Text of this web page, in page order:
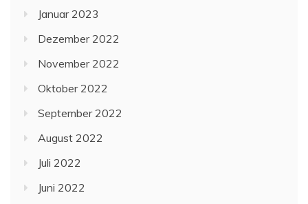
Januar 2023
Dezember 2022
November 2022
Oktober 2022
September 2022
August 2022
Juli 2022
Juni 2022